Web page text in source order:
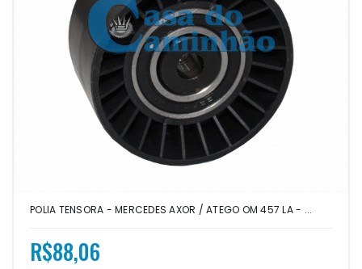
POLIA TENSORA - MERCEDES AXOR / ATEGO OM 457 LA - ...
R$88,06